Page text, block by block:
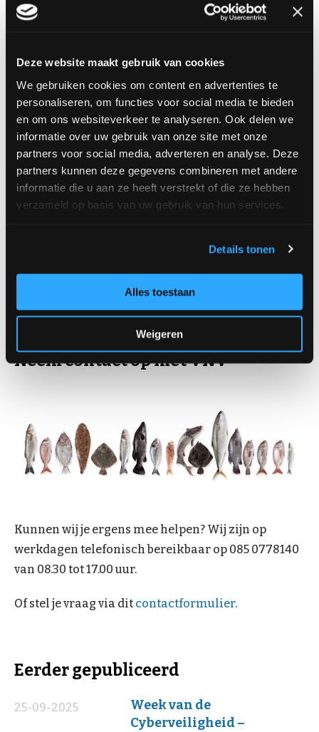
Deze website maakt gebruik van cookies
We gebruiken cookies om content en advertenties te
personaliseren, om functies voor social media te bieden
en om ons websiteverkeer te analyseren. Ook delen we
informatie over uw gebruik van onze site met onze
partners voor social media, adverteren en analyse. Deze
partners kunnen deze gegevens combineren met andere
informatie die u aan ze heeft verstrekt of die ze hebben
verzameld op basis van uw gebruik van hun services.
Details tonen
Alles toestaan
Weigeren
Doe mee!
aan te melden.
Samen Digitaal Veilig een initiatief van branche-
en beroepsorganisaties in samenwerking met
MKB-Nederland. Het wordt gesubsidieerd door de
ministeries van Justitie en Veiligheid en
Economische Zaken en het Digital Trust Center.
Terug naar Ondernemerszaken
Neem contact op met VNV
Kunnen wij je ergens mee helpen? Wij zijn op
werkdagen telefonisch bereikbaar op 085 0778140
van 08.30 tot 17.00 uur.
Of stel je vraag via dit contactformulier.
Eerder gepubliceerd
Week van de
Cyberveiligheid –
25-09-2025